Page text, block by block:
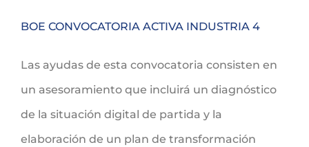
BOE CONVOCATORIA ACTIVA INDUSTRIA 4
Las ayudas de esta convocatoria consisten en
un asesoramiento que incluirá un diagnóstico
de la situación digital de partida y la
elaboración de un plan de transformación